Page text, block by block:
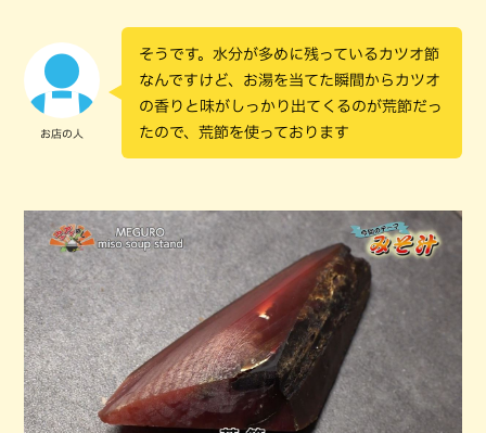
お店の人
そうです。水分が多めに残っているカツオ節
なんですけど、お湯を当てた瞬間からカツオ
の香りと味がしっかり出てくるのが荒節だっ
たので、荒節を使っております